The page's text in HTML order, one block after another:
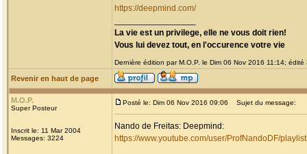
https://deepmind.com/
La vie est un privilege, elle ne vous doit rien!
Vous lui devez tout, en l'occurence votre vie
Dernière édition par M.O.P. le Dim 06 Nov 2016 11:14; édité
Revenir en haut de page
M.O.P.
Super Posteur
Inscrit le: 11 Mar 2004
Messages: 3224
Posté le: Dim 06 Nov 2016 09:06 Sujet du message:
Nando de Freitas: Deepmind:
https://www.youtube.com/user/ProfNandoDF/